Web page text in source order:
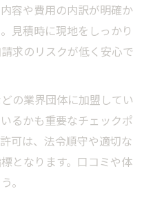
容や費用の内訳が明確か
見積時に現地をしっかり
求のリスクが低く安心で
の業界団体に加盟してい
るかも重要なチェックポ
可は、法令順守や適切な
となります。口コミや体
。